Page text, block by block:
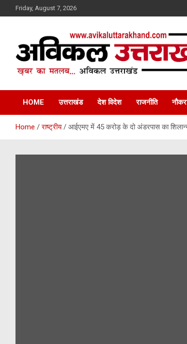
to
Friday, August 7, 2026
Avikal Uttarakhand
HOME उत्तराखंड देश विदेश राजनीति
Home राष्ट्रीय आईएमए में 45 करोड़ के दो अंडरपास का